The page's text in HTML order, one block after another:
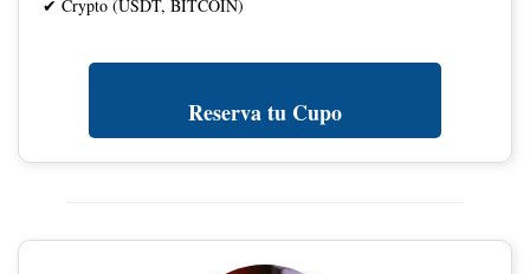
✔ Crypto (USDT, BITCOIN)
Reserva tu Cupo